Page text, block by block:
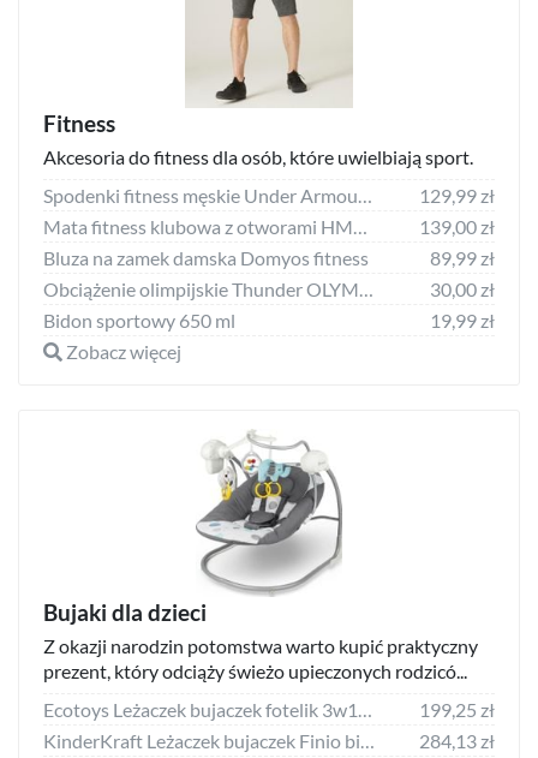
Fitness
Akcesoria do fitness dla osób, które uwielbiają sport.
Spodenki fitness męskie Under Armour Vanish Woven 6"
129,99 zł
Mata fitness klubowa z otworami HMS Premium MFK03 - czarno-szara
139,00 zł
Bluza na zamek damska Domyos fitness
89,99 zł
Obciążenie olimpijskie Thunder OLYMPIC-PLATE- 5KG / 51 mm
30,00 zł
Bidon sportowy 650 ml
19,99 zł
Zobacz więcej
Bujaki dla dzieci
Z okazji narodzin potomstwa warto kupić praktyczny
prezent, który odciąży świeżo upieczonych rodzicó...
Ecotoys Leżaczek bujaczek fotelik 3w1 wibracje Ecotoys
199,25 zł
KinderKraft Leżaczek bujaczek Finio biały
284,13 zł